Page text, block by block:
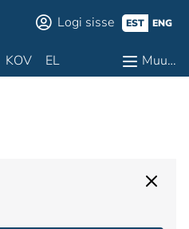
Logi sisse EST ENG
KOV EL Muu…